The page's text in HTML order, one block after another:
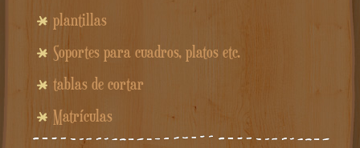
plantillas
Soportes para cuadros, platos etc.
tablas de cortar
Matrículas